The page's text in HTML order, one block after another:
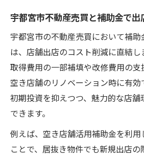
宇都宮市不動産売買と補助金で出
宇都宮市の不動産売買において補助
は、店舗出店のコスト削減に直結
取得費用の一部補填や改修費用の
空き店舗のリノベーション時に有効
初期投資を抑えつつ、魅力的な店
できます。
例えば、空き店舗活用補助金を利
ことで、居抜き物件でも新規出店